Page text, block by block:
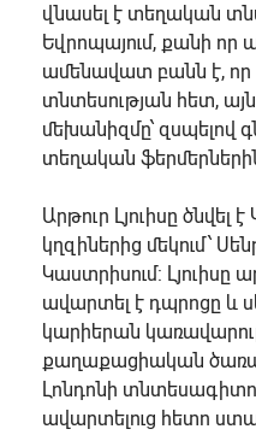
վնասել է տեղական
Եվրոպայում, քանի որ
ամենավատ բանն է, որ
տնտեսության հետ,
մեխանիզմը՝ զսպելով
տեղական
Արթուր Լյուիսը ծնվել
կղզիներից մեկում՝
Կաստրիսում: Լյուիսը
ավարտել է դպրոցը և
կարիերան
քաղաքացիական
Լոնդոնի
ավարտելուց հետո